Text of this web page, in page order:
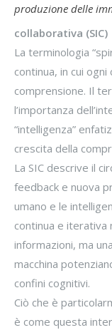
produzione delle
collaborativa (SIC)
La terminologia
continua, in cui
comprensione. Il
l’importanza
“intelligenza”
crescita della
La SIC descrive il
feedback e nuova
umano e le
continua e iterativa
informazioni, ma
macchina
confini cognitivi.
Ciò che è
è come questa